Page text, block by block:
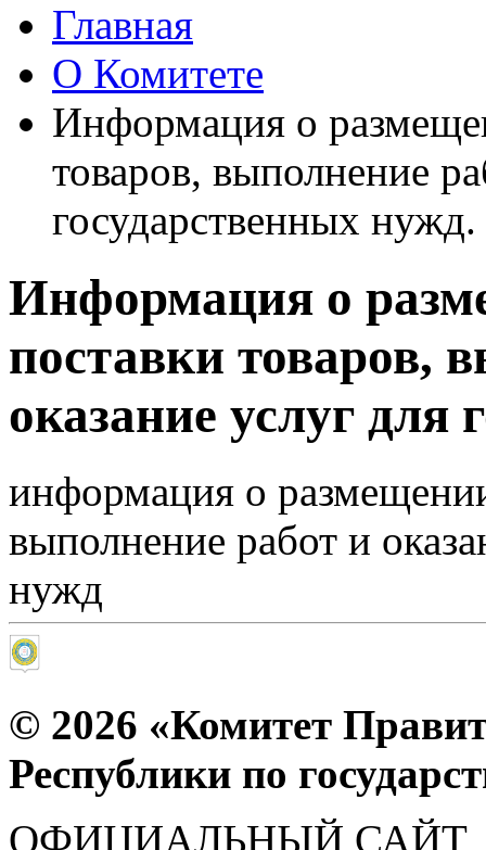
Главная
О Комитете
Информация о
товаров, выполнение
государственных нужд.
Информация о
поставки товаров,
оказание услуг для
информация о
выполнение работ и
нужд
© 2026 «Комитет
Республики по
ОФИЦИАЛЬНЫЙ САЙТ